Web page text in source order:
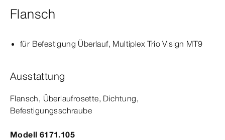
Flansch
für Befestigung Überlauf, Multiplex Trio Visign MT9
Ausstattung
Flansch, Überlaufrosette, Dichtung,
Befestigungsschraube
Modell 6171.105